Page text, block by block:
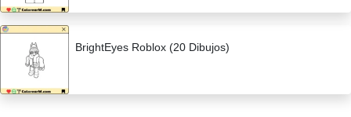
BrightEyes Roblox (20 Dibujos)